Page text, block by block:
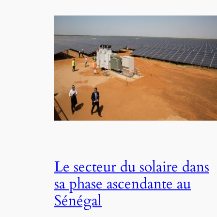
Le secteur du solaire dans
sa phase ascendante au
Sénégal